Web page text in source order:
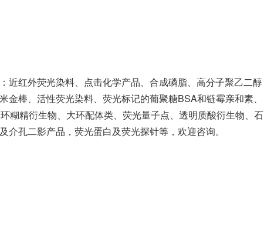
近红外荧光染料、点击化学产品、合成磷脂、高分子聚乙二醇
棒、活性荧光染料、荧光标记的葡聚糖BSA和链霉亲和素、
糊精衍生物、大环配体类、荧光量子点、透明质酸衍生物、石
孔二影产品，荧光蛋白及荧光探针等，欢迎咨询。